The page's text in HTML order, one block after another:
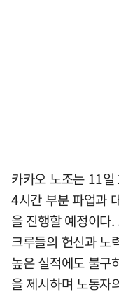
카카오 노조는 11
4시간 부분 파업과
을 진행할 예정이다
크루들의 헌신과 노
높은 실적에도 불구
을 제시하며 노동자